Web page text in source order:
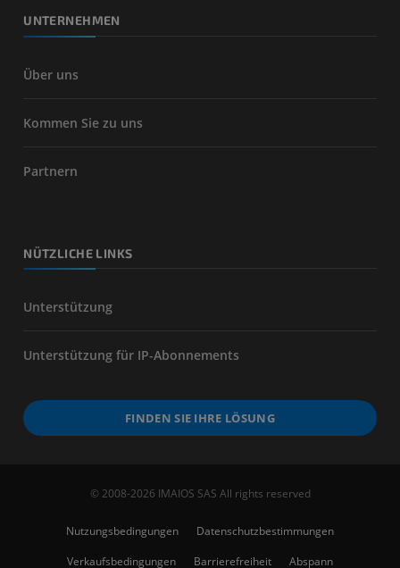
UNTERNEHMEN
Über uns
Kommen Sie zu uns
Partnern
NÜTZLICHE LINKS
Unterstützung
Unterstützung für IP-Abonnements
FINDEN SIE IHRE LÖSUNG
© 2008-2026 IMAIOS SAS All rights reserved
Nutzungsbedingungen
Datenschutzbestimmungen
Verkaufsbedingungen
Barrierefreiheit Abspann